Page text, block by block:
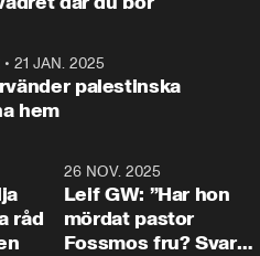
vara med så sitter vi förstås
•21 JAN. 2025
palestinska
hem
råd
26 NOV. 2025
Leif GW: ”Har hon
mördat pastor
Fossmos fru? Svar